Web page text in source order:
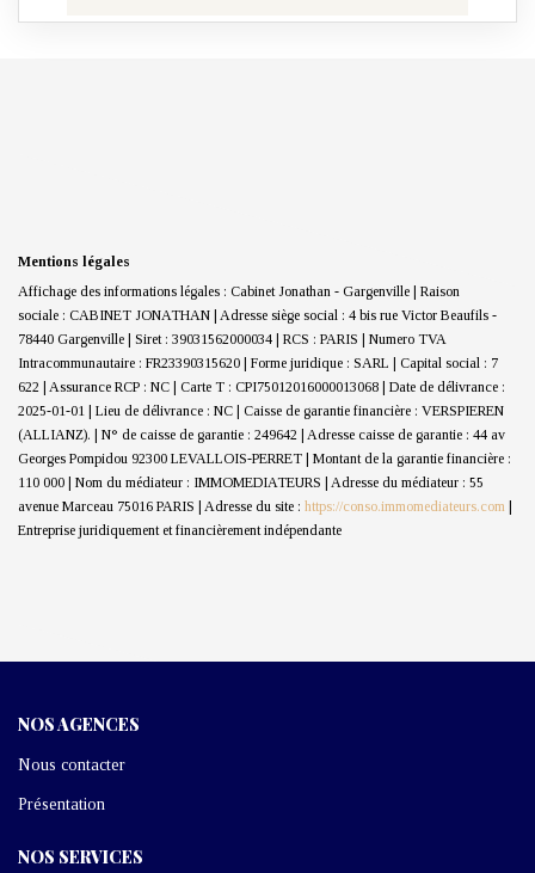
Mentions légales
Affichage des informations légales : Cabinet Jonathan - Gargenville | Raison
sociale : CABINET JONATHAN | Adresse siège social : 4 bis rue Victor Beaufils -
78440 Gargenville | Siret : 39031562000034 | RCS : PARIS | Numero TVA
Intracommunautaire : FR23390315620 | Forme juridique : SARL | Capital social : 7
622 | Assurance RCP : NC | Carte T : CPI75012016000013068 | Date de délivrance :
2025-01-01 | Lieu de délivrance : NC | Caisse de garantie financière : VERSPIEREN
(ALLIANZ). | N° de caisse de garantie : 249642 | Adresse caisse de garantie : 44 av
Georges Pompidou 92300 LEVALLOIS-PERRET | Montant de la garantie financière :
110 000 | Nom du médiateur : IMMOMEDIATEURS | Adresse du médiateur : 55
avenue Marceau 75016 PARIS | Adresse du site : https://conso.immomediateurs.com |
Entreprise juridiquement et financièrement indépendante
NOS AGENCES
Nous contacter
Présentation
NOS SERVICES